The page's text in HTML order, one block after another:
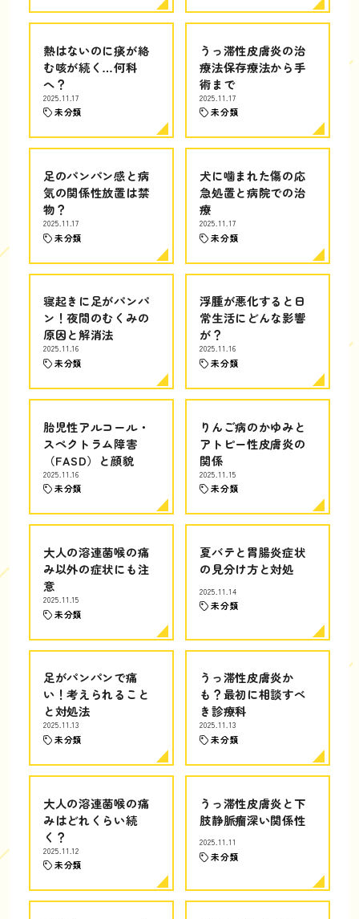
熱はないのに痰が絡
む咳が続く…何科
へ？
2025.11.17
未分類
うっ滞性皮膚炎の治
療法保存療法から手
術まで
2025.11.17
未分類
足のパンパン感と病
気の関係性放置は禁
物？
2025.11.17
未分類
犬に噛まれた傷の応
急処置と病院での治
療
2025.11.17
未分類
寝起きに足がパンパ
ン！夜間のむくみの
原因と解消法
2025.11.16
未分類
浮腫が悪化すると日
常生活にどんな影響
が？
2025.11.16
未分類
胎児性アルコール・
スペクトラム障害
（FASD）と顔貌
2025.11.16
未分類
りんご病のかゆみと
アトピー性皮膚炎の
関係
2025.11.15
未分類
大人の溶連菌喉の痛
み以外の症状にも注
意
2025.11.15
未分類
夏バテと胃腸炎症状
の見分け方と対処
2025.11.14
未分類
足がパンパンで痛
い！考えられること
と対処法
2025.11.13
未分類
うっ滞性皮膚炎か
も？最初に相談すべ
き診療科
2025.11.13
未分類
大人の溶連菌喉の痛
みはどれくらい続
く？
2025.11.12
未分類
うっ滞性皮膚炎と下
肢静脈瘤深い関係性
2025.11.11
未分類